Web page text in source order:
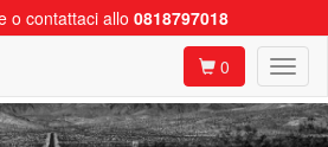
o contattaci allo 0818797018
0